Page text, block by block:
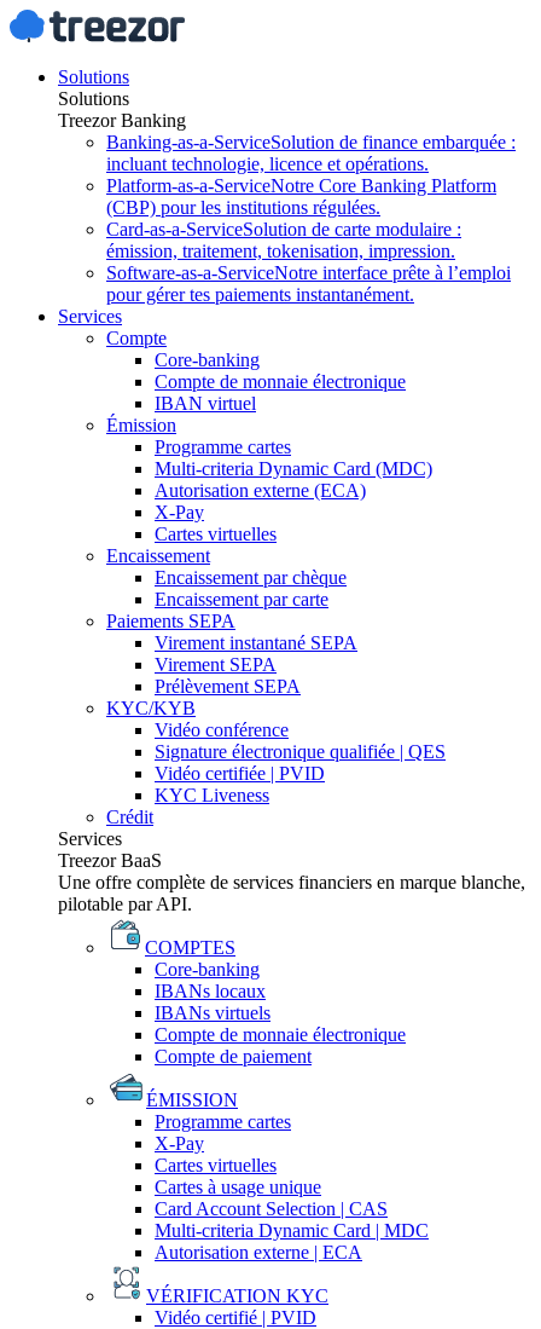
Solutions
Solutions
Treezor Banking
Banking-as-a-ServiceSolution de finance embarquée :
incluant technologie, licence et opérations.
Platform-as-a-ServiceNotre Core Banking Platform
(CBP) pour les institutions régulées.
Card-as-a-ServiceSolution de carte modulaire :
émission, traitement, tokenisation, impression.
Software-as-a-ServiceNotre interface prête à l’emploi
pour gérer tes paiements instantanément.
Services
Compte
Core-banking
Compte de monnaie électronique
IBAN virtuel
Émission
Programme cartes
Multi-criteria Dynamic Card (MDC)
Autorisation externe (ECA)
X-Pay
Cartes virtuelles
Encaissement
Encaissement par chèque
Encaissement par carte
Paiements SEPA
Virement instantané SEPA
Virement SEPA
Prélèvement SEPA
KYC/KYB
Vidéo conférence
Signature électronique qualifiée | QES
Vidéo certifiée | PVID
KYC Liveness
Crédit
Services
Treezor BaaS
Une offre complète de services financiers en marque blanche,
pilotable par API.
COMPTES
Core-banking
IBANs locaux
IBANs virtuels
Compte de monnaie électronique
Compte de paiement
ÉMISSION
Programme cartes
X-Pay
Cartes virtuelles
Cartes à usage unique
Card Account Selection | CAS
Multi-criteria Dynamic Card | MDC
Autorisation externe | ECA
VÉRIFICATION KYC
Vidéo certifié | PVID